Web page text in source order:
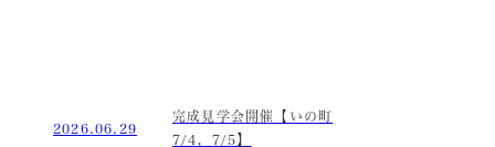
2026.06.29
完成見学会開催【いの町
7/4，7/5】